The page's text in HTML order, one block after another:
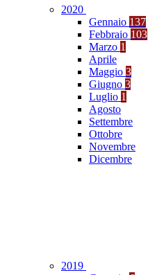
2020
Gennaio 137
Febbraio 103
Marzo 1
Aprile
Maggio 3
Giugno 3
Luglio 1
Agosto
Settembre
Ottobre
Novembre
Dicembre
2019